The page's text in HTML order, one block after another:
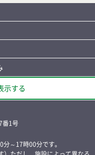
示する
番1号
～17時00分です。